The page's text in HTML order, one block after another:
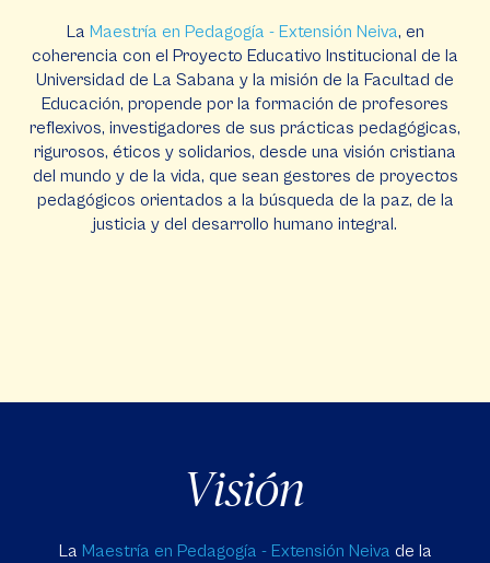
La Maestría en Pedagogía - Extensión Neiva, en
coherencia con el Proyecto Educativo Institucional de la
Universidad de La Sabana y la misión de la Facultad de
Educación, propende por la formación de profesores
reflexivos, investigadores de sus prácticas pedagógicas,
rigurosos, éticos y solidarios, desde una visión cristiana
del mundo y de la vida, que sean gestores de proyectos
pedagógicos orientados a la búsqueda de la paz, de la
justicia y del desarrollo humano integral.
Visión
La Maestría en Pedagogía - Extensión Neiva de la